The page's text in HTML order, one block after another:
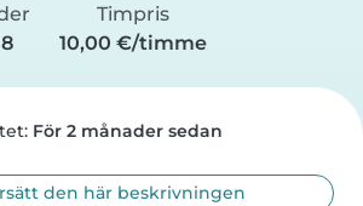
Timpris
10,00 €/timme
För 2 månader sedan
den här beskrivningen